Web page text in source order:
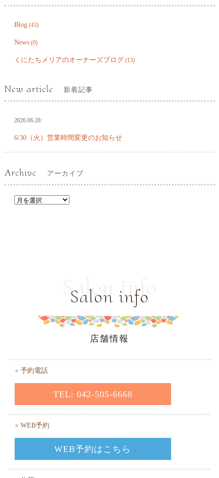
Blog(43)
News(0)
くにたちメリアのオーナーズブログ (13)
New article 新着記事
2026.06.28:
6/30（火）営業時間変更のお知らせ
Archive アーカイブ
Salon info
Salon info
店舗情報
● 予約電話
TEL: 042-505-6668
● WEB予約
WEB予約はこちら